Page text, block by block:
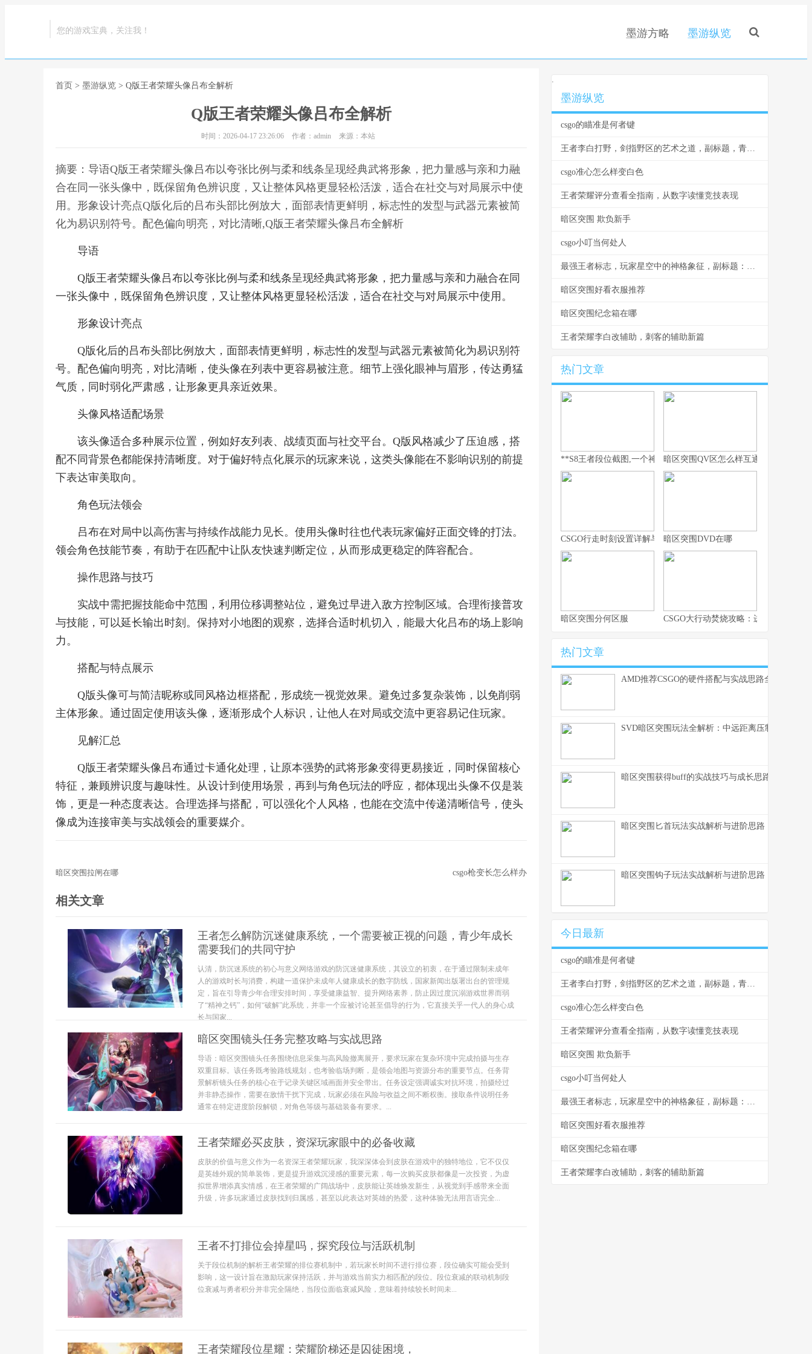
您的游戏宝典，关注我！ 墨游方略 墨游纵览
首页 > 墨游纵览 > Q版王者荣耀头像吕布全解析
Q版王者荣耀头像吕布全解析
时间：2026-04-17 23:26:06 作者：admin 来源：本站
摘要：导语Q版王者荣耀头像吕布以夸张比例与柔和线条呈现经典武将形象，把力量感与亲和力融
合在同一张头像中，既保留角色辨识度，又让整体风格更显轻松活泼，适合在社交与对局展示中使
用。形象设计亮点Q版化后的吕布头部比例放大，面部表情更鲜明，标志性的发型与武器元素被简
化为易识别符号。配色偏向明亮，对比清晰,Q版王者荣耀头像吕布全解析
导语
Q版王者荣耀头像吕布以夸张比例与柔和线条呈现经典武将形象，把力量感与亲和力融合在同
一张头像中，既保留角色辨识度，又让整体风格更显轻松活泼，适合在社交与对局展示中使用。
形象设计亮点
Q版化后的吕布头部比例放大，面部表情更鲜明，标志性的发型与武器元素被简化为易识别符
号。配色偏向明亮，对比清晰，使头像在列表中更容易被注意。细节上强化眼神与眉形，传达勇猛
气质，同时弱化严肃感，让形象更具亲近效果。
头像风格适配场景
该头像适合多种展示位置，例如好友列表、战绩页面与社交平台。Q版风格减少了压迫感，搭
配不同背景色都能保持清晰度。对于偏好特点化展示的玩家来说，这类头像能在不影响识别的前提
下表达审美取向。
角色玩法领会
吕布在对局中以高伤害与持续作战能力见长。使用头像时往也代表玩家偏好正面交锋的打法。
领会角色技能节奏，有助于在匹配中让队友快速判断定位，从而形成更稳定的阵容配合。
操作思路与技巧
实战中需把握技能命中范围，利用位移调整站位，避免过早进入敌方控制区域。合理衔接普攻
与技能，可以延长输出时刻。保持对小地图的观察，选择合适时机切入，能最大化吕布的场上影响
力。
搭配与特点展示
Q版头像可与简洁昵称或同风格边框搭配，形成统一视觉效果。避免过多复杂装饰，以免削弱
主体形象。通过固定使用该头像，逐渐形成个人标识，让他人在对局或交流中更容易记住玩家。
见解汇总
Q版王者荣耀头像吕布通过卡通化处理，让原本强势的武将形象变得更易接近，同时保留核心
特征，兼顾辨识度与趣味性。从设计到使用场景，再到与角色玩法的呼应，都体现出头像不仅是装
饰，更是一种态度表达。合理选择与搭配，可以强化个人风格，也能在交流中传递清晰信号，使头
像成为连接审美与实战领会的重要媒介。
暗区突围拉闸在哪 csgo枪变长怎么样办
相关文章
王者怎么解防沉迷健康系统，一个需要被正视的问题，青少年成长
需要我们的共同守护
认清，防沉迷系统的初心与意义网络游戏的防沉迷健康系统，其设立的初衷，在于通过限制未成年
人的游戏时长与消费，构建一道保护未成年人健康成长的数字防线，国家新闻出版署出台的管理规
定，旨在引导青少年合理安排时间，享受健康益智、提升网络素养，防止因过度沉溺游戏世界而弱
了“精神之钙”，如何“破解”此系统，并非一个应被讨论甚至倡导的行为，它直接关乎一代人的身心成
长与国家...
暗区突围镜头任务完整攻略与实战思路
导语：暗区突围镜头任务围绕信息采集与高风险撤离展开，要求玩家在复杂环境中完成拍摄与生存
双重目标。该任务既考验路线规划，也考验临场判断，是领会地图与资源分布的重要节点。任务背
景解析镜头任务的核心在于记录关键区域画面并安全带出。任务设定强调诚实对抗环境，拍摄经过
并非静态操作，需要在敌情干扰下完成，玩家必须在风险与收益之间不断权衡。接取条件说明任务
通常在特定进度阶段解锁，对角色等级与基础装备有要求。...
王者荣耀必买皮肤，资深玩家眼中的必备收藏
皮肤的价值与意义作为一名资深王者荣耀玩家，我深深体会到皮肤在游戏中的独特地位，它不仅仅
是英雄外观的简单装饰，更是提升游戏沉浸感的重要元素，每一次购买皮肤都像是一次投资，为虚
拟世界增添真实情感，在王者荣耀的广阔战场中，皮肤能让英雄焕发新生，从视觉到手感带来全面
升级，许多玩家通过皮肤找到归属感，甚至以此表达对英雄的热爱，这种体验无法用言语完全...
王者不打排位会掉星吗，探究段位与活跃机制
关于段位机制的解析王者荣耀的排位赛机制中，若玩家长时间不进行排位赛，段位确实可能会受到
影响，这一设计旨在激励玩家保持活跃，并与游戏当前实力相匹配的段位。段位衰减的联动机制段
位衰减与勇者积分并非完全隔绝，当段位面临衰减风险，意味着持续较长时间未...
王者荣耀段位星耀：荣耀阶梯还是囚徒困境，
.
墨游纵览
csgo的瞄准是何者键
王者李白打野，剑指野区的艺术之道，副标题，青莲剑歌的节奏与杀戮美学
csgo准心怎么样变白色
王者荣耀评分查看全指南，从数字读懂竞技表现
暗区突围 欺负新手
csgo小叮当何处人
最强王者标志，玩家星空中的神格象征，副标题：一个璀璨神级的印记
暗区突围好看衣服推荐
暗区突围纪念箱在哪
王者荣耀李白改辅助，刺客的辅助新篇
热门文章
**S8王者段位截图,一个神话的永恒见证**
暗区突围QV区怎么样互通
CSGO行走时刻设置详解与实战运用指南
暗区突围DVD在哪
暗区突围分何区服 CSGO大行动焚烧攻略：进步战术与生
热门文章
AMD推荐CSGO的硬件搭配与实战思路全解析
SVD暗区突围玩法全解析：中远距离压制的生存之
暗区突围获得buff的实战技巧与成长思路
暗区突围匕首玩法实战解析与进阶思路
暗区突围钩子玩法实战解析与进阶思路
今日最新
csgo的瞄准是何者键
王者李白打野，剑指野区的艺术之道，副标题，青莲剑歌的节奏与杀戮美学
csgo准心怎么样变白色
王者荣耀评分查看全指南，从数字读懂竞技表现
暗区突围 欺负新手
csgo小叮当何处人
最强王者标志，玩家星空中的神格象征，副标题：一个璀璨神级的印记
暗区突围好看衣服推荐
暗区突围纪念箱在哪
王者荣耀李白改辅助，刺客的辅助新篇